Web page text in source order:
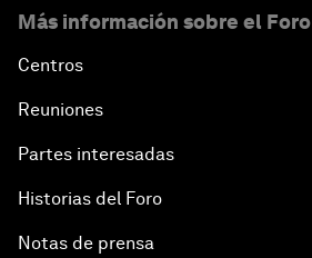
Más información sobre el Foro
Centros
Reuniones
Partes interesadas
Historias del Foro
Notas de prensa